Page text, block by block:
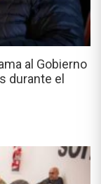
al Gobierno
durante el